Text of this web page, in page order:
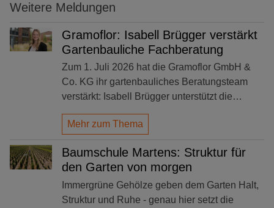
Weitere Meldungen
Gramoflor: Isabell Brügger verstärkt
Gartenbauliche Fachberatung
Zum 1. Juli 2026 hat die Gramoflor GmbH &
Co. KG ihr gartenbauliches Beratungsteam
verstärkt: Isabell Brügger unterstützt die…
Mehr zum Thema
Baumschule Martens: Struktur für
den Garten von morgen
Immergrüne Gehölze geben dem Garten Halt,
Struktur und Ruhe - genau hier setzt die